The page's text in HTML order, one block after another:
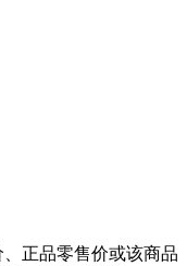
正品零售价或该商品